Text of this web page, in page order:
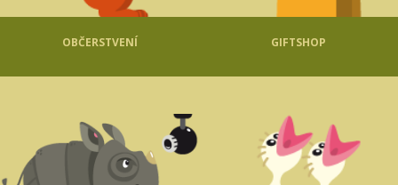
OBČERSTVENÍ GIFTSHOP